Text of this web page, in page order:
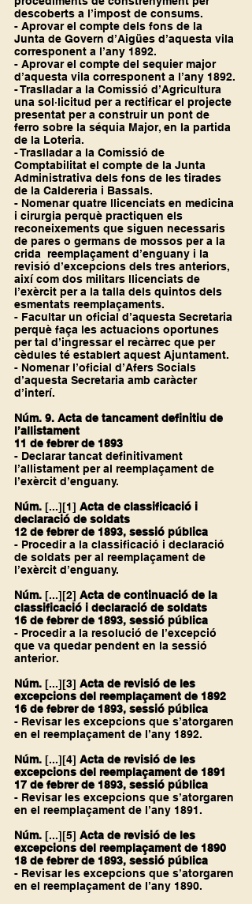
descoberts a l’impost de consums.
- Aprovar el compte dels fons de la
Junta de Govern d’Aigües d’aquesta vila
corresponent a l’any 1892.
- Aprovar el compte del sequier major
d’aquesta vila corresponent a l’any 1892.
- Traslladar a la Comissió d’Agricultura
una sol·licitud per a rectificar el projecte
presentat per a construir un pont de
ferro sobre la séquia Major, en la partida
de la Loteria.
- Traslladar a la Comissió de
Comptabilitat el compte de la Junta
Administrativa dels fons de les tirades
de la Caldereria i Bassals.
- Nomenar quatre llicenciats en medicina
i cirurgia perquè practiquen els
reconeixements que siguen necessaris
de pares o germans de mossos per a la
crida  reemplaçament d’enguany i la
revisió d’excepcions dels tres anteriors,
així com dos militars llicenciats de
l’exèrcit per a la talla dels quintos dels
esmentats reemplaçaments.
- Facultar un oficial d’aquesta Secretaria
perquè faça les actuacions oportunes
per tal d’ingressar el recàrrec que per
cèdules té establert aquest Ajuntament.
- Nomenar l’oficial d’Afers Socials
d’aquesta Secretaria amb caràcter
d’interí.
Núm. 9. Acta de tancament definitiu de
l’allistament
11 de febrer de 1893
- Declarar tancat definitivament
l’allistament per al reemplaçament de
l’exèrcit d’enguany.
Núm. [...][1] Acta de classificació i
declaració de soldats
12 de febrer de 1893, sessió pública
- Procedir a la classificació i declaració
de soldats per al reemplaçament de
l’exèrcit d’enguany.
Núm. [...][2] Acta de continuació de la
classificació i declaració de soldats
16 de febrer de 1893, sessió pública
- Procedir a la resolució de l’excepció
que va quedar pendent en la sessió
anterior.
Núm. [...][3] Acta de revisió de les
excepcions del reemplaçament de 1892
16 de febrer de 1893, sessió pública
- Revisar les excepcions que s’atorgaren
en el reemplaçament de l’any 1892.
Núm. [...][4] Acta de revisió de les
excepcions del reemplaçament de 1891
17 de febrer de 1893, sessió pública
- Revisar les excepcions que s’atorgaren
en el reemplaçament de l’any 1891.
Núm. [...][5] Acta de revisió de les
excepcions del reemplaçament de 1890
18 de febrer de 1893, sessió pública
- Revisar les excepcions que s’atorgaren
en el reemplaçament de l’any 1890.